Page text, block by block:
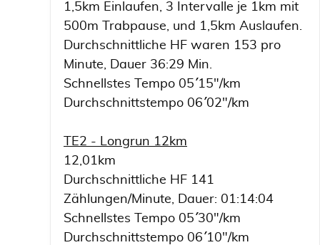
1,5km Einlaufen, 3 Intervalle je 1km mit
500m Trabpause, und 1,5km Auslaufen.
Durchschnittliche HF waren 153 pro
Minute, Dauer 36:29 Min.
Schnellstes Tempo 05´´ 15"/km
Durchschnittstempo 06´´ 02"/km
TE2 - Longrun 12km
12,01km
Durchschnittliche HF 141
Zählungen/Minute, Dauer: 01:14:04
Schnellstes Tempo 05´´ 30"/km
Durchschnittstempo 06´´ 10"/km